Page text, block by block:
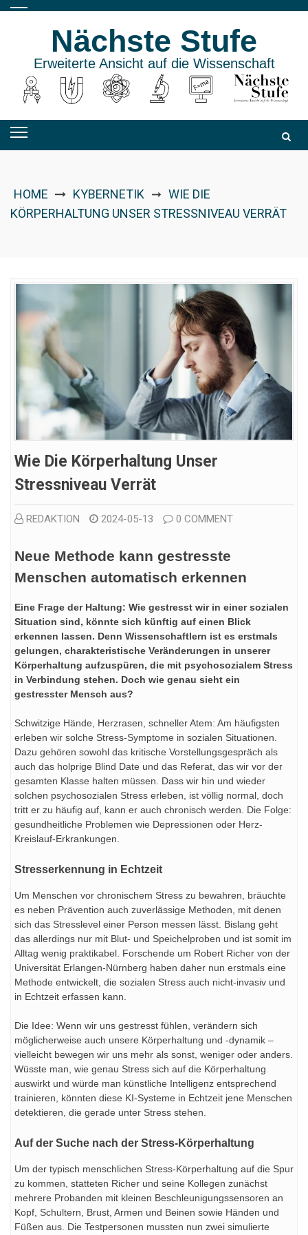
Skip
Nächste Stufe
Erweiterte Ansicht auf die Wissenschaft
HOME KYBERNETIK ➞ WIE DIE
KÖRPERHALTUNG UNSER STRESSNIVEAU VERRÄT
Wie Die Körperhaltung Unser
Stressniveau Verrät
REDAKTION 2024-05-13 0 COMMENT
Neue Methode kann gestresste
Menschen automatisch erkennen
Eine Frage der Haltung: Wie gestresst wir in einer sozialen
Situation sind, könnte sich künftig auf einen Blick
erkennen lassen. Denn Wissenschaftlern ist es erstmals
gelungen, charakteristische Veränderungen in unserer
Körperhaltung aufzuspüren, die mit psychosozialem Stress
in Verbindung stehen. Doch wie genau sieht ein
gestresster Mensch aus?
Schwitzige Hände, Herzrasen, schneller Atem: Am häufigsten
erleben wir solche Stress-Symptome in sozialen Situationen.
Dazu gehören sowohl das kritische Vorstellungsgespräch als
auch das holprige Blind Date und das Referat, das wir vor der
gesamten Klasse halten müssen. Dass wir hin und wieder
solchen psychosozialen Stress erleben, ist völlig normal, doch
tritt er zu häufig auf, kann er auch chronisch werden. Die Folge:
gesundheitliche Problemen wie Depressionen oder Herz-
Kreislauf-Erkrankungen.
Stresserkennung in Echtzeit
Um Menschen vor chronischem Stress zu bewahren, bräuchte
es neben Prävention auch zuverlässige Methoden, mit denen
sich das Stresslevel einer Person messen lässt. Bislang geht
das allerdings nur mit Blut- und Speichelproben und ist somit im
Alltag wenig praktikabel. Forschende um Robert Richer von der
Universität Erlangen-Nürnberg haben daher nun erstmals eine
Methode entwickelt, die sozialen Stress auch nicht-invasiv und
in Echtzeit erfassen kann.
Die Idee: Wenn wir uns gestresst fühlen, verändern sich
möglicherweise auch unsere Körperhaltung und -dynamik –
vielleicht bewegen wir uns mehr als sonst, weniger oder anders.
Wüsste man, wie genau Stress sich auf die Körperhaltung
auswirkt und würde man künstliche Intelligenz entsprechend
trainieren, könnten diese KI-Systeme in Echtzeit jene Menschen
detektieren, die gerade unter Stress stehen.
Auf der Suche nach der Stress-Körperhaltung
Um der typisch menschlichen Stress-Körperhaltung auf die Spur
zu kommen, statteten Richer und seine Kollegen zunächst
mehrere Probanden mit kleinen Beschleunigungssensoren an
Kopf, Schultern, Brust, Armen und Beinen sowie Händen und
Füßen aus. Die Testpersonen mussten nun zwei simulierte